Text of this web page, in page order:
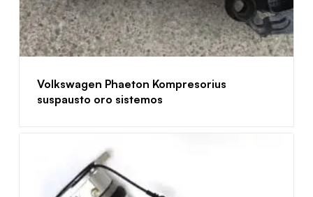
Volkswagen Phaeton Kompresorius
suspausto oro sistemos